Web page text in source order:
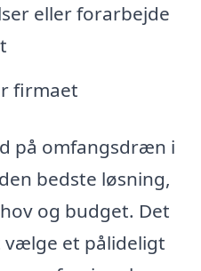
eller forarbejde
firmaet
på omfangsdræn i
bedste løsning,
og budget. Det
et pålideligt